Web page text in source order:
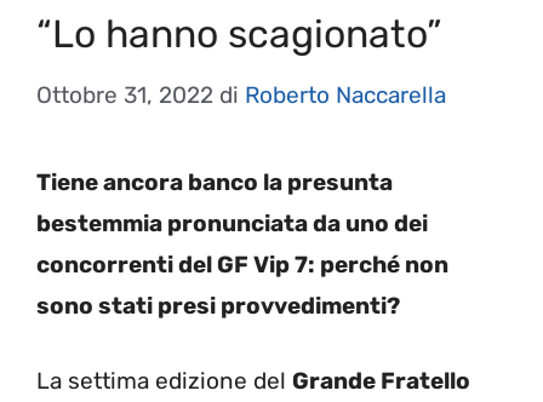
“Lo hanno scagionato”
Ottobre 31, 2022 di Roberto Naccarella
Tiene ancora banco la presunta
bestemmia pronunciata da uno dei
concorrenti del GF Vip 7: perché non
sono stati presi provvedimenti?
La settima edizione del Grande Fratello